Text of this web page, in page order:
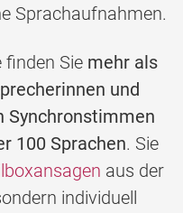
Sprachaufnahmen.
finden Sie mehr als
und
Synchronstimmen
100 Sprachen. Sie
aus der
individuell